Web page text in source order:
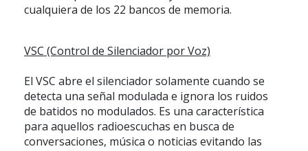
cualquiera de los 22 bancos de memoria.
VSC (Control de Silenciador por Voz)
El VSC abre el silenciador solamente cuando se
detecta una señal modulada e ignora los ruidos
de batidos no modulados. Es una característica
para aquellos radioescuchas en busca de
conversaciones, música o noticias evitando las